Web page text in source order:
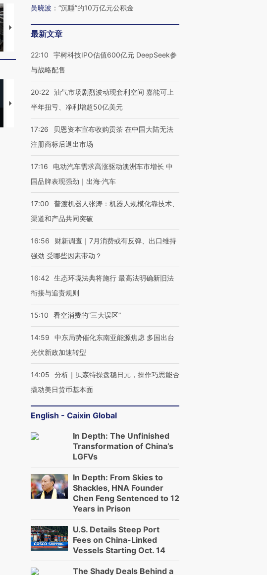
视线｜HYROX的吸金
术：是什么让中产们甘
【推广】走进第四届链博
会，让数智科技“链”接产
【特别呈现】寻找100种
吴晓波 ： “沉睡”的10万亿元公积金
最新文章
22:10
宇树科技IPO估值600亿元 DeepSeek参
与战略配售
20:22 油气市场剧烈波动现套利空间 嘉能可上
半年扭亏、净利增超50亿美元
17:26
贝恩资本宣布收购贡茶 在中国大陆无法
注册商标后退出市场
17:16
电动汽车需求高涨驱动澳洲车市增长 中
国品牌表现强劲｜出海·汽车
17:00
普渡机器人张涛：机器人规模化靠技术、
渠道和产品共同突破
16:56
财新调查｜7月消费或有反弹、出口维持
强劲 受哪些因素带动？
16:42 生态环境法典将施行 最高法明确新旧法
衔接与追责规则
15:10 看空消费的“三大误区”
14:59
中东局势催化东南亚能源焦虑 多国出台
光伏新政加速转型
14:05
分析｜贝森特操盘稳日元，操作巧思能否
撬动美日货币基本面
English - Caixin Global
In Depth: The Unfinished
Transformation of China’s
LGFVs
In Depth: From Skies to
Shackles, HNA Founder
Chen Feng Sentenced to 12
Years in Prison
U.S. Details Steep Port
Fees on China-Linked
Vessels Starting Oct. 14
The Shady Deals Behind a